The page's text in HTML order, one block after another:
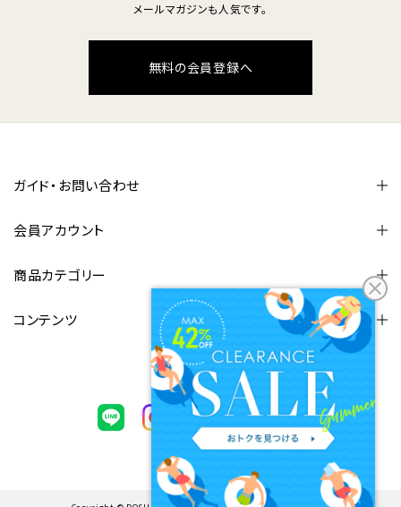
メールマガジンも人気です。
無料の会員登録へ
ガイド・お問い合わせ
会員アカウント
商品カテゴリー
コンテンツ
FOLLOW US